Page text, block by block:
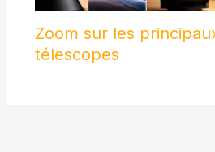
Zoom sur les
télescopes